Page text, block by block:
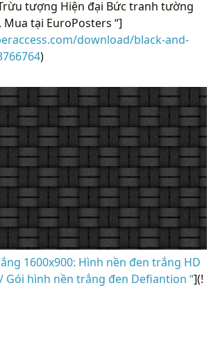
tượng Hiện đại Bức tranh tường
tại EuroPosters “]
download/black-and-
)
1600x900: Hình nền đen trắng HD
Gói hình nền trắng đen Defiantion “](!